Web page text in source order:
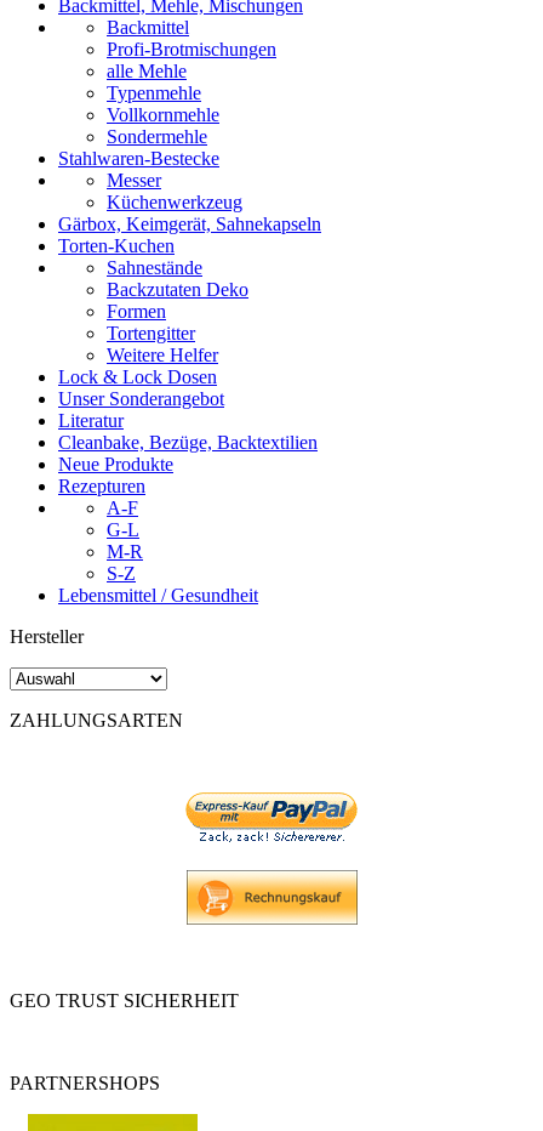
Backmittel, Mehle, Mischungen
Backmittel
Profi-Brotmischungen
alle Mehle
Typenmehle
Vollkornmehle
Sondermehle
Stahlwaren-Bestecke
Messer
Küchenwerkzeug
Gärbox, Keimgerät, Sahnekapseln
Torten-Kuchen
Sahnestände
Backzutaten Deko
Formen
Tortengitter
Weitere Helfer
Lock & Lock Dosen
Unser Sonderangebot
Literatur
Cleanbake, Bezüge, Backtextilien
Neue Produkte
Rezepturen
A-F
G-L
M-R
S-Z
Lebensmittel / Gesundheit
Hersteller
ZAHLUNGSARTEN
GEO TRUST SICHERHEIT
PARTNERSHOPS